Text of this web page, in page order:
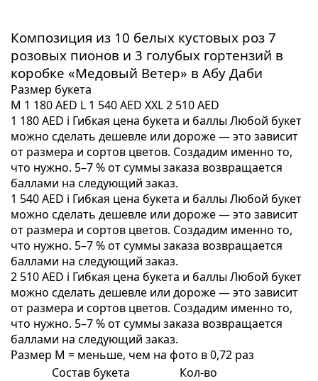
Композиция из 10 белых кустовых роз 7
розовых пионов и 3 голубых гортензий в
коробке «Медовый Ветер» в Абу Даби
Размер букета
M 1 180 AED L 1 540 AED XXL2 510 AED
1 180 AED i Гибкая цена букета и баллыЛюбой букет
можно сделать дешевле или дороже — это зависит
от размера и сортов цветов. Создадим именно то,
что нужно. 5–7 % от суммы заказа возвращается
баллами на следующий заказ.
1 540 AED i Гибкая цена букета и баллыЛюбой букет
можно сделать дешевле или дороже — это зависит
от размера и сортов цветов. Создадим именно то,
что нужно. 5–7 % от суммы заказа возвращается
баллами на следующий заказ.
2 510 AED i Гибкая цена букета и баллыЛюбой букет
можно сделать дешевле или дороже — это зависит
от размера и сортов цветов. Создадим именно то,
что нужно. 5–7 % от суммы заказа возвращается
баллами на следующий заказ.
Размер M = меньше, чем на фото в 0,72 раз
Состав букета
Кол-во